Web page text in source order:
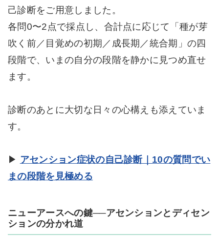
己診断をご用意しました。
各問0〜2点で採点し、合計点に応じて「種が芽
吹く前／目覚めの初期／成長期／統合期」の四
段階で、いまの自分の段階を静かに見つめ直せ
ます。
診断のあとに大切な日々の心構えも添えていま
す。
▶ アセンション症状の自己診断｜10の質問でい
まの段階を見極める
ニューアースへの鍵──アセンションとディセン
ションの分かれ道